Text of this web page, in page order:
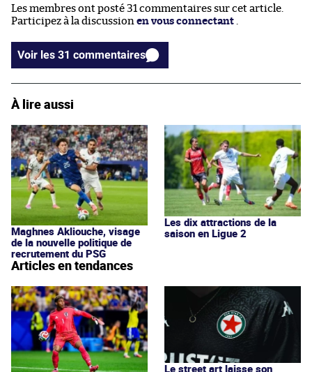
Les membres ont posté 31 commentaires sur cet article.
Participez à la discussion en vous connectant .
Voir les 31 commentaires
À lire aussi
Maghnes Akliouche, visage
de la nouvelle politique de
recrutement du PSG
Les dix attractions de la
saison en Ligue 2
Articles en tendances
Le street art laisse son